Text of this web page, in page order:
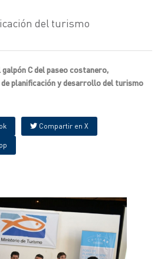
del turismo
C del paseo costanero,
planificación y desarrollo del turismo
Compartir en X